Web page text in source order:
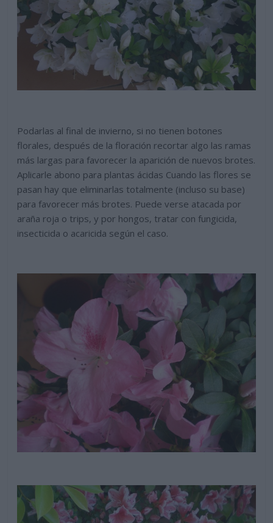
Podarlas al final de invierno, si no tienen botones
florales, después de la floración recortar algo las ramas
más largas para favorecer la aparición de nuevos brotes.
Aplicarle abono para plantas ácidas Cuando las flores se
pasan hay que eliminarlas totalmente (incluso su base)
para favorecer más brotes. Puede verse atacada por
araña roja o trips, y por hongos, tratar con fungicida,
insecticida o acaricida según el caso.